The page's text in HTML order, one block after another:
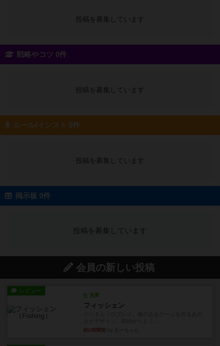
投稿を募集しています
戦略やコツ 0件
投稿を募集しています
ルール/インスト 0件
投稿を募集しています
掲示板 0件
投稿を募集しています
会員の新しい投稿
レビュー
充実
フィッシェン
約1時間前